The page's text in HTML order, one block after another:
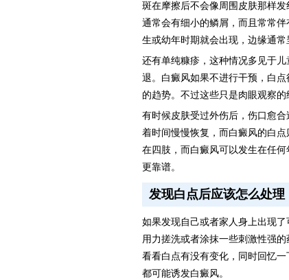
斑在摩擦后不会像周围皮肤那样
通常会有细小的鳞屑，而且常常
生或幼年时期就会出现，边缘通
还有单纯糠疹，这种情况多见于
退。白癜风如果不进行干预，白
的趋势。不过这些只是肉眼观察
有时候皮肤受过外伤后，伤口愈
着时间慢慢恢复，而白癜风的白
在四肢，而白癜风可以发生在任
更靠谱。
发现白点后应该怎么处理
如果发现自己或者家人身上出现
用力搓洗或者涂抹一些刺激性强
看看白点有没有变化，同时回忆
都可能诱发白癜风。